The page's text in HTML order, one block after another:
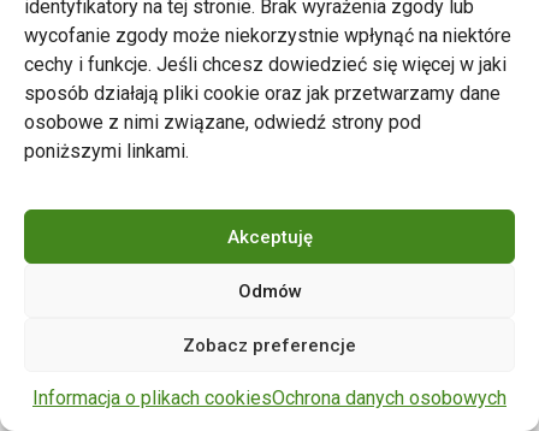
identyfikatory na tej stronie. Brak wyrażenia zgody lub
wycofanie zgody może niekorzystnie wpłynąć na niektóre
cechy i funkcje. Jeśli chcesz dowiedzieć się więcej w jaki
sposób działają pliki cookie oraz jak przetwarzamy dane
osobowe z nimi związane, odwiedź strony pod
poniższymi linkami.
Akceptuję
Odmów
Zobacz preferencje
Informacja o plikach cookiesOchrona danych osobowych
Napisz do nas
tel. 61 646 33 44
ul. Matejki 59, 60-770 Poznań
zastrzeżone.